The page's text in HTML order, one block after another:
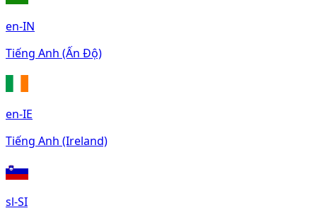
en-IN
Tiếng Anh (Ấn Độ)
en-IE
Tiếng Anh (Ireland)
sl-SI